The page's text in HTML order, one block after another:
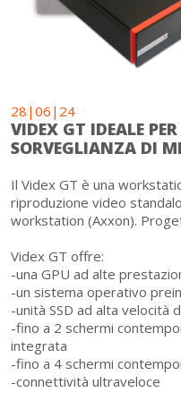
28|06|24
VIDEX GT IDEALE
SORVEGLIANZA DI
Il Videx GT è una
riproduzione video
workstation (Axxon).
Videx GT offre:
-una GPU ad alte
-un sistema operativo
-unità SSD ad alta velocità
-fino a 2 schermi
integrata
-fino a 4 schermi
-connettività ultraveloce